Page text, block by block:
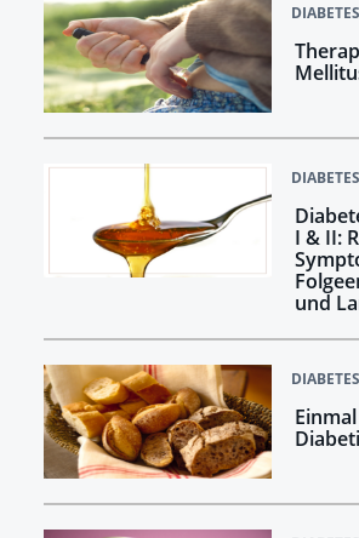
DIABETES
DIABETES
I & II:
und
DIABETES
Einmal